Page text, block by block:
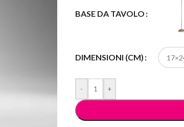
BASE DA TAVOLO
DIMENSIONI (CM)
- +